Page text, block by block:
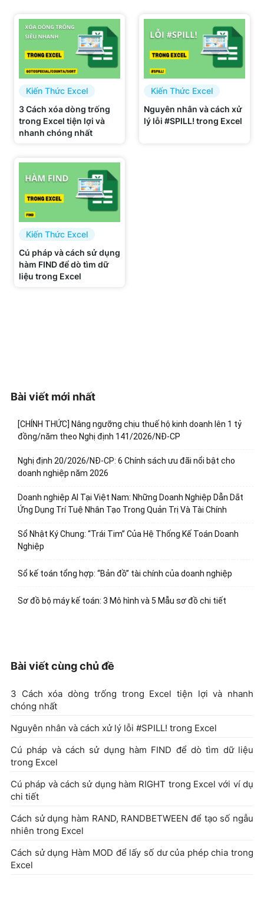
Kiến Thức Excel
3 Cách xóa dòng trống
trong Excel tiện lợi và
nhanh chóng nhất
Kiến Thức Excel
Nguyên nhân và cách xử
lý lỗi #SPILL! trong Excel
Kiến Thức Excel
Cú pháp và cách sử dụng
hàm FIND để dò tìm dữ
liệu trong Excel
Bài viết mới nhất
[CHÍNH THỨC] Nâng ngưỡng chịu thuế hộ kinh doanh lên 1 tỷ
đồng/năm theo Nghị định 141/2026/NĐ-CP
Nghị định 20/2026/NĐ-CP: 6 Chính sách ưu đãi nổi bật cho
doanh nghiệp năm 2026
Doanh nghiệp AI Tại Việt Nam: Những Doanh Nghiệp Dẫn Dắt
Ứng Dụng Trí Tuệ Nhân Tạo Trong Quản Trị Và Tài Chính
Sổ Nhật Ký Chung: “Trái Tim” Của Hệ Thống Kế Toán Doanh
Nghiệp
Sổ kế toán tổng hợp: “Bản đồ” tài chính của doanh nghiệp
Sơ đồ bộ máy kế toán: 3 Mô hình và 5 Mẫu sơ đồ chi tiết
Bài viết cùng chủ đề
3 Cách xóa dòng trống trong Excel tiện lợi và nhanh
chóng nhất
Nguyên nhân và cách xử lý lỗi #SPILL! trong Excel
Cú pháp và cách sử dụng hàm FIND để dò tìm dữ liệu
trong Excel
Cú pháp và cách sử dụng hàm RIGHT trong Excel với ví dụ
chi tiết
Cách sử dụng hàm RAND, RANDBETWEEN để tạo số ngẫu
nhiên trong Excel
Cách sử dụng Hàm MOD để lấy số dư của phép chia trong
Excel